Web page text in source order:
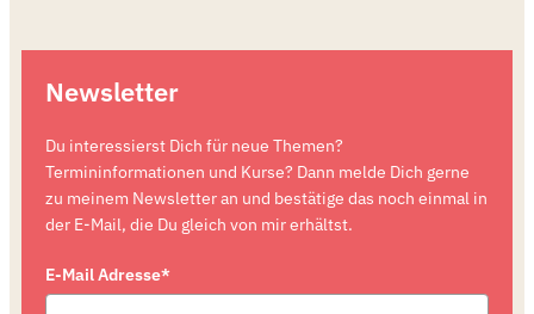
Newsletter
Du interessierst Dich für neue Themen?
Termininformationen und Kurse? Dann melde Dich gerne
zu meinem Newsletter an und bestätige das noch einmal in
der E-Mail, die Du gleich von mir erhältst.
E-Mail Adresse*